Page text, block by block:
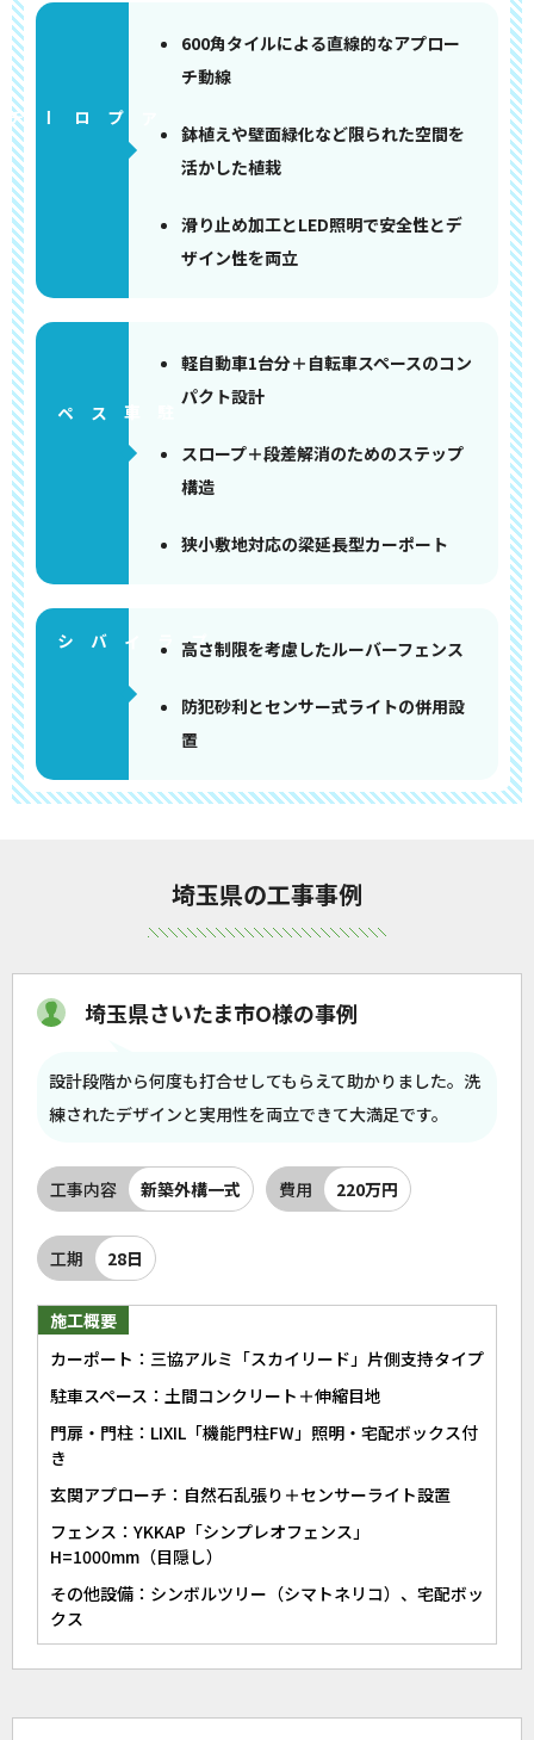
アプローチ
600角タイルによる直線的なアプロー
チ動線
鉢植えや壁面緑化など限られた空間を
活かした植栽
滑り止め加工とLED照明で安全性とデ
ザイン性を両立
軽自動車1台分＋自転車スペースのコン
パクト設計
スロープ＋段差解消のためのステップ
構造
狭小敷地対応の梁延長型カーポート
高さ制限を考慮したルーバーフェンス
防犯砂利とセンサー式ライトの併用設
置
埼玉県の工事事例
埼玉県さいたま市O様の事例
設計段階から何度も打合せしてもらえて助かりました。洗
練されたデザインと実用性を両立できて大満足です。
工事内容 新築外構一式 費用 220万円
工期 28日
施工概要
カーポート：三協アルミ「スカイリード」片側支持タイプ
駐車スペース：土間コンクリート＋伸縮目地
門扉・門柱：LIXIL「機能門柱FW」照明・宅配ボックス付
き
玄関アプローチ：自然石乱張り＋センサーライト設置
フェンス：YKKAP「シンプレオフェンス」
H=1000mm（目隠し）
その他設備：シンボルツリー（シマトネリコ）、宅配ボッ
クス